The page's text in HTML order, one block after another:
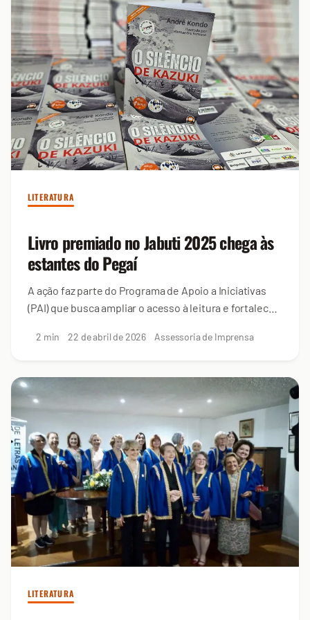
LITERATURA
Livro premiado no Jabuti 2025 chega às
estantes do Pegaí
A ação faz parte do Programa de Apoio a Iniciativas
(PAI) que busca ampliar o acesso à leitura e fortalecer
2 min 22 de abril de 2026 Assessoria de Imprensa
LITERATURA